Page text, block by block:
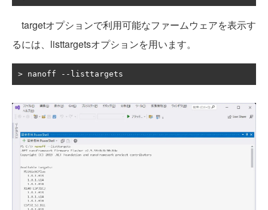
targetオプションで利用可能なファームウェアを表示す
るには、listtargetsオプションを用います。
> nanoff -- listtargets